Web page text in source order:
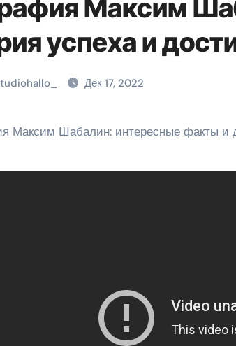
Максим
успеха и
Дек 17, 2022